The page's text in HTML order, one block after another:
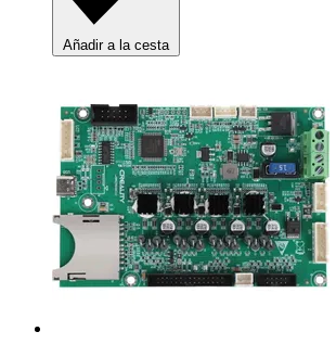
Añadir a la cesta